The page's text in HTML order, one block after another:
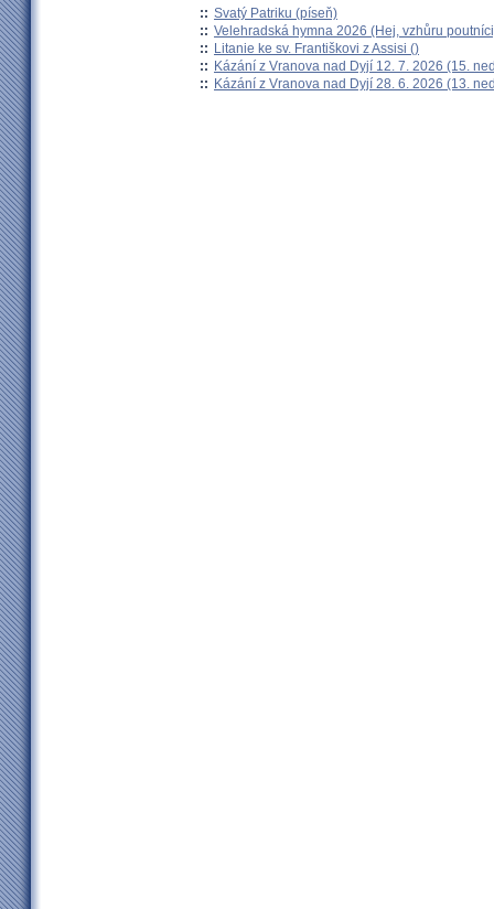
:: Svatý Patriku (píseň)
:: Velehradská hymna 2026 (Hej, vzhůru
:: Litanie ke sv. Františkovi z Assisi ()
:: Kázání z Vranova nad Dyjí 12. 7. 2026 (15.
:: Kázání z Vranova nad Dyjí 28. 6. 2026 (13.